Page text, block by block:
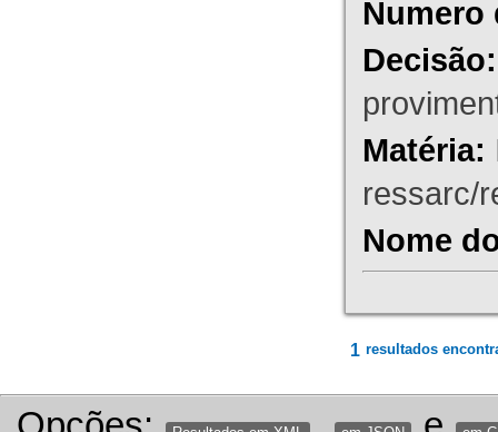
Numero
Decisão:
Matéria:
ressarc/
Nome
1 resultados